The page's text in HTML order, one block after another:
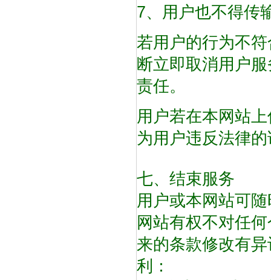
7、用户也不得传
若用户的行为不
断立即取消用户
责任。
用户若在本网站
为用户违反法律
七、结束服务
用户或本网站可
网站有权不对任
来的条款修改有
利：